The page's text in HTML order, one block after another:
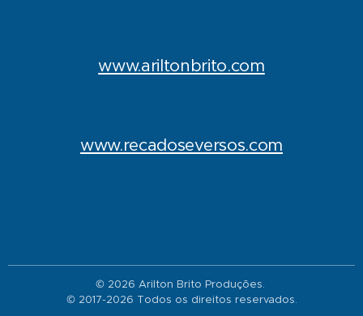
www.ariltonbrito.com
www.recadoseversos.com
© 2026 Arilton Brito Produções.
© 2017-2026 Todos os direitos reservados.